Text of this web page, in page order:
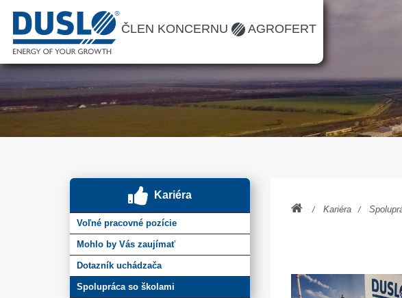
ČLEN KONCERNU AGROFERT
Kariéra
Voľné pracovné pozície
Mohlo by Vás zaujímať
Dotazník uchádzača
Spolupráca so školami
Kariéra